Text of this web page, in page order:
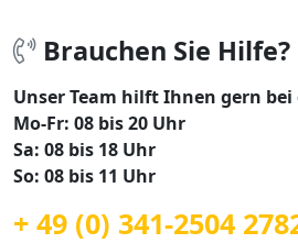
Brauchen Sie Hilfe?
Unser Team hilft Ihnen gern
Mo-Fr: 08 bis 20 Uhr
Sa: 08 bis 18 Uhr
So: 08 bis 11 Uhr
+ 49 (0) 341-2504